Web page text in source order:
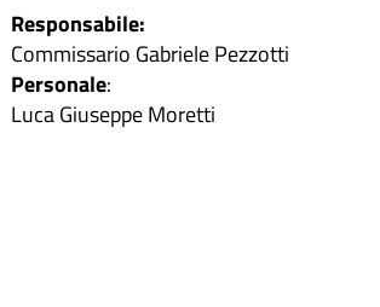
Responsabile:
Commissario Gabriele Pezzotti
Personale:
Luca Giuseppe Moretti